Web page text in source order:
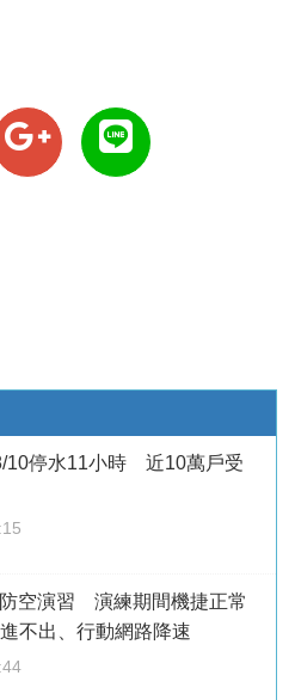
10停水11小時 近10萬戶受
空演習 演練期間機捷正常
不出、行動網路降速